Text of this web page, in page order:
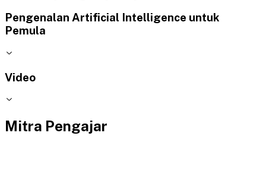
Pengenalan Artificial Intelligence untuk
Pemula
Video
Mitra Pengajar